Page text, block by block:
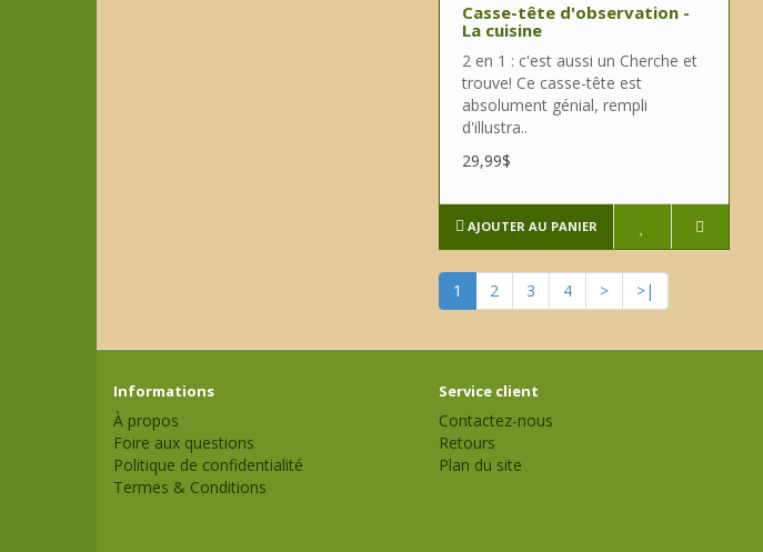
Casse-tête d'observation -
La cuisine
2 en 1 : c'est aussi un Cherche et
trouve! Ce casse-tête est
absolument génial, rempli
d'illustra..
29,99$
AJOUTER AU PANIER
1 2 3 4 > >|
Informations
À propos
Foire aux questions
Politique de confidentialité
Termes & Conditions
Service client
Contactez-nous
Retours
Plan du site